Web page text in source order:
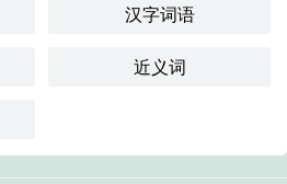
汉字词语
近义词